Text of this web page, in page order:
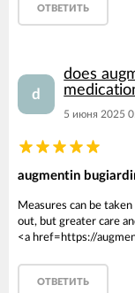
ОТВЕТИТЬ
d
does
5 июня 2025
augmentin
Measures can be
out, but greater care
<a href=https://
ОТВЕТИТЬ